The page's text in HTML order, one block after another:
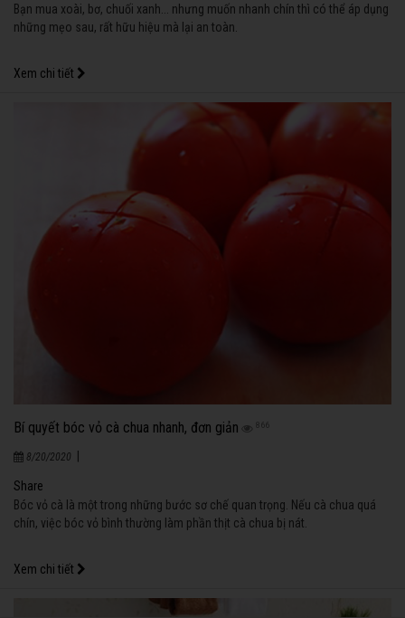
Bạn mua xoài, bơ, chuối xanh... nhưng muốn nhanh chín thì có thể áp dụng
những mẹo sau, rất hữu hiệu mà lại an toàn.
Xem chi tiết
Bí quyết bóc vỏ cà chua nhanh, đơn giản 866
8/20/2020
Share
Bóc vỏ cà là một trong những bước sơ chế quan trọng. Nếu cà chua quá
chín, việc bóc vỏ bình thường làm phần thịt cà chua bị nát.
Xem chi tiết